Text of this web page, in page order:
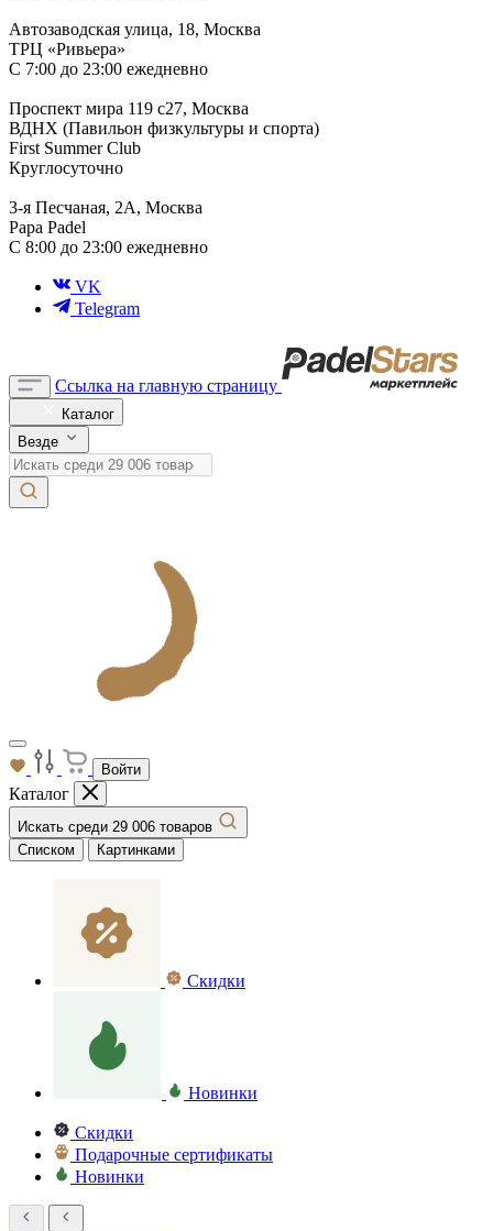
Автозаводская улица, 18, Москва
ТРЦ «Ривьера»
С 7:00 до 23:00 ежедневно
Проспект мира 119 с27, Москва
ВДНХ (Павильон физкультуры и спорта)
First Summer Club
Круглосуточно
3-я Песчаная, 2А, Москва
Papa Padel
С 8:00 до 23:00 ежедневно
VK
Telegram
Ссылка на главную страницу
Каталог
Везде
Войти
Каталог
Искать среди 29 006 товаров
Списком
Картинками
Скидки
Новинки
Скидки
Подарочные сертификаты
Новинки